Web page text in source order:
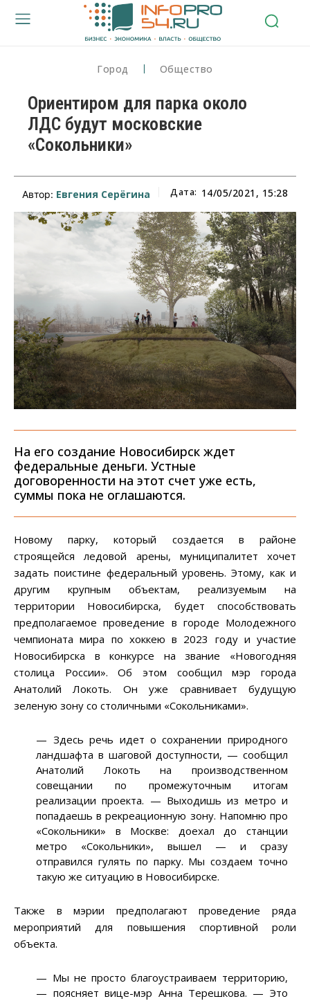
Город Общество
Ориентиром для парка около
ЛДС будут московские
«Сокольники»
Автор: Евгения Серёгина Дата: 14/05/2021, 15:28
На его создание Новосибирск ждет
федеральные деньги. Устные
договоренности на этот счет уже есть,
суммы пока не оглашаются.
Новому парку, который создается в районе
строящейся ледовой арены, муниципалитет хочет
задать поистине федеральный уровень. Этому, как и
другим крупным объектам, реализуемым на
территории Новосибирска, будет способствовать
предполагаемое проведение в городе Молодежного
чемпионата мира по хоккею в 2023 году и участие
Новосибирска в конкурсе на звание «Новогодняя
столица России». Об этом сообщил мэр города
Анатолий Локоть. Он уже сравнивает будущую
зеленую зону со столичными «Сокольниками».
— Здесь речь идет о сохранении природного
ландшафта в шаговой доступности, — сообщил
Анатолий Локоть на производственном
совещании по промежуточным итогам
реализации проекта. — Выходишь из метро и
попадаешь в рекреационную зону. Напомню про
«Сокольники» в Москве: доехал до станции
метро «Сокольники», вышел — и сразу
отправился гулять по парку. Мы создаем точно
такую же ситуацию в Новосибирске.
Также в мэрии предполагают проведение ряда
мероприятий для повышения спортивной роли
объекта.
— Мы не просто благоустраиваем территорию,
— поясняет вице-мэр Анна Терешкова. — Это